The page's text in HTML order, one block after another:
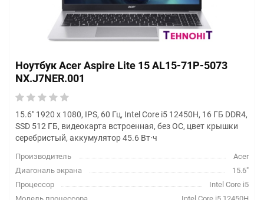
Ноутбук Acer Aspire Lite 15 AL15-71P-5073
NX.J7NER.001
15.6" 1920 x 1080, IPS, 60 Гц, Intel Core i5 12450H, 16 ГБ DDR4,
SSD 512 ГБ, видеокарта встроенная, без ОС, цвет крышки
серебристый, аккумулятор 45.6 Вт·ч
Производитель
Acer
Диагональ экрана
15.6"
Процессор
Intel Core i5